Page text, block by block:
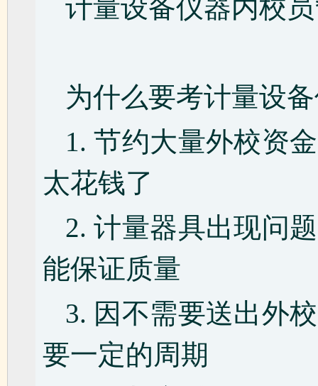
计量设备仪器内校
为什么要考计量设
1. 节约大量外校资
太花钱了
2. 计量器具出现问
能保证质量
3. 因不需要送出外
要一定的周期